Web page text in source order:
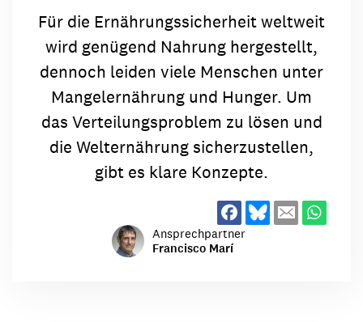
Für die Ernährungssicherheit weltweit
wird genügend Nahrung hergestellt,
dennoch leiden viele Menschen unter
Mangelernährung und Hunger. Um
das Verteilungsproblem zu lösen und
die Welternährung sicherzustellen,
gibt es klare Konzepte.
Ansprechpartner
Francisco Marí